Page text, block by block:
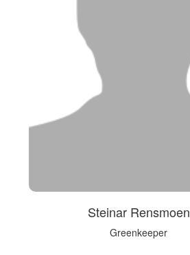
Steinar Rensmoen
Greenkeeper